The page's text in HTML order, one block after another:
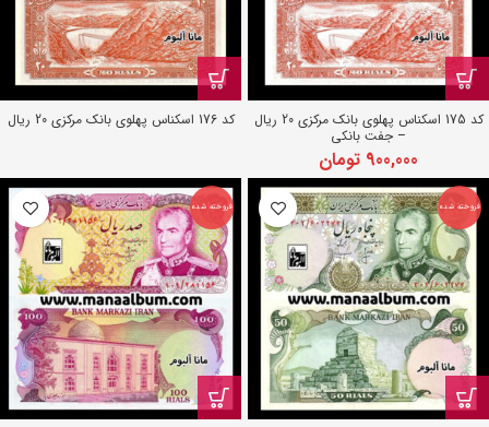
کد 175 اسکناس پهلوی بانک مرکزی 20 ریال
– جفت بانکی
900,000 تومان
کد 176 اسکناس پهلوی بانک مرکزی 20 ریال
فروخته شده فروخته شده